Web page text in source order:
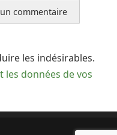
les indésirables.
les données de vos